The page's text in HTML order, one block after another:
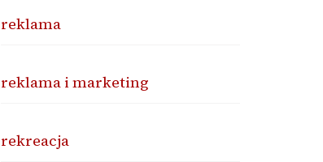
reklama
reklama i marketing
rekreacja